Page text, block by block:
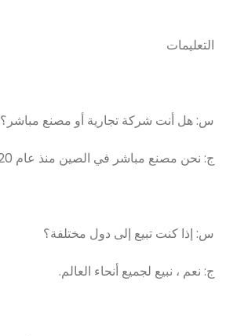
التعليمات
س: هل أنت شركة تجارية أو مصنع مباشر؟
ج: نحن مصنع مباشر في الصين منذ عام 2020.
س: إذا كنت تبيع إلى دول مختلفة؟
ج: نعم ، نبيع لجميع أنحاء العالم.